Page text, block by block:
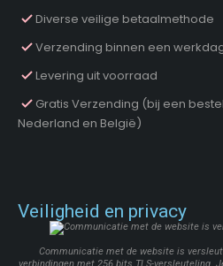
Diverse veilige betaalmethode
Verzending binnen een
Levering uit voorraad
Gratis Verzending (bij een
Nederland en België)
Veiligheid en privacy
Communicatie met de website is
verbindingen met 256 bits TLS-versleuteling.